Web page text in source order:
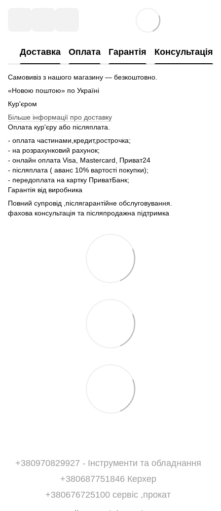
Доставка Оплата Гарантія Консультація
Самовивіз з нашого магазину — безкоштовно.
«Новою поштою» по Україні
Кур'єром
Більше інформації про доставку
Оплата кур'єру або післяплата.
- оплата частинами,кредит,рострочка;
- на розрахунковий рахунок;
- онлайн оплата Visa, Mastercard, Приват24
- післяплата ( аванс 10% вартості покупки);
- передоплата на картку ПриватБанк;
Гарантія від виробника
Повний супровід ,післягарантійне обслуговування.
фахова консультація та післяпродажна підтримка
+380970829927 - Інструменти та обладнання
+380687751846 Керхер
+380676725100 сервіс ,прокат